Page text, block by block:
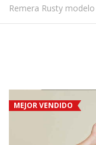
Remera Rusty
MEJOR VENDIDO